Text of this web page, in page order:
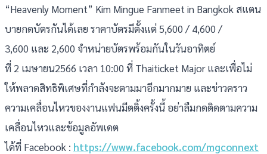
“Heavenly Moment” Kim Mingue Fanmeet in Bangkok สแตน
บายกดบัตรกันได้เลย ราคาบัตรมีตั้งแต่ 5,600 / 4,600 /
3,600 และ 2,600 จำหน่ายบัตรพร้อมกันในวันอาทิตย์
ที่ 2 เมษายน2566 เวลา 10:00 ที่ Thaiticket Major และเพื่อไม่
ให้พลาดสิทธิพิเศษที่กำลังจะตามมาอีกมากมาย และข่าวคราว
ความเคลื่อนไหวของงานแฟนมีตติ้งครั้งนี้ อย่าลืมกดติดตามความ
เคลื่อนไหวและข้อมูลอัพเดต
ได้ที่ Facebook : https://www.facebook.com/mgconnext